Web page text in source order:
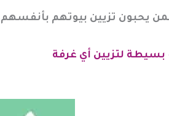
يحبون تزيين بيوتهم